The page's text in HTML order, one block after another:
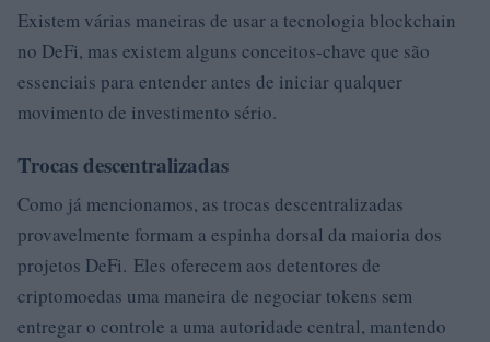
Existem várias maneiras de usar a tecnologia blockchain
no DeFi, mas existem alguns conceitos-chave que são
essenciais para entender antes de iniciar qualquer
movimento de investimento sério.
Trocas descentralizadas
Como já mencionamos, as trocas descentralizadas
provavelmente formam a espinha dorsal da maioria dos
projetos DeFi. Eles oferecem aos detentores de
criptomoedas uma maneira de negociar tokens sem
entregar o controle a uma autoridade central, mantendo